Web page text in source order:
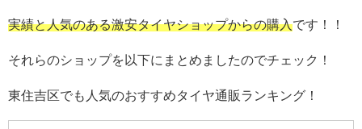
実績と人気のある激安タイヤショップからの購入です！！
それらのショップを以下にまとめましたのでチェック！
東住吉区でも人気のおすすめタイヤ通販ランキング！